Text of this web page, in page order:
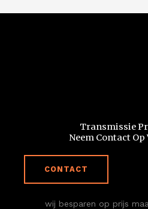
Transmissie
Neem Contact Op
CONTACT
wij besparen op prijs